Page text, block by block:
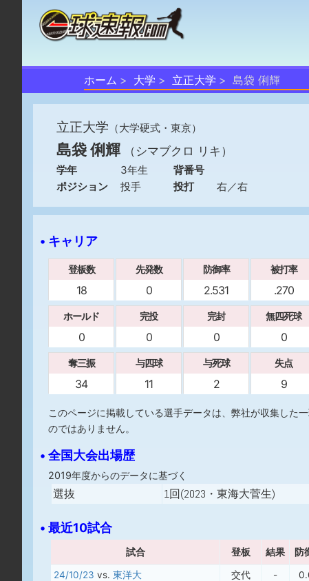
ホーム 大学 立正大学 島袋 俐輝
立正大学 （大学硬式・東京）
島袋 俐輝 （シマブクロ リキ）
学年 3年生
背番号
ポジション
投手 投打 右／右
• キャリア
登板数
18
先発数
0
防御率
2.531
被打率
.270
ホールド
0
完投
0
完封
0
無四死球
0
奪三振
34
与四球
11
与死球
2
失点
9
このページに掲載している選手データは、弊社が収集した
のではありません。
• 全国大会出場歴
2019年度からのデータに基づく
選抜 1回(2023・東海大菅生)
• 最近10試合
試合 登板 結果 防
24/10/23 vs. 東洋大 交代 -